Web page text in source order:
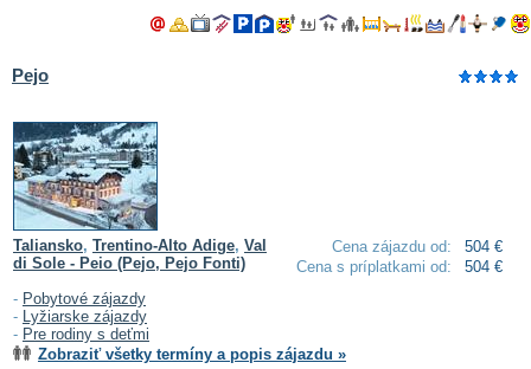
Pejo
Cena zájazdu od:
504 €
Cena s príplatkami od:
504 €
Taliansko, Trentino-Alto Adige, Val
di Sole - Peio (Pejo, Pejo Fonti)
- Pobytové zájazdy
- Lyžiarske zájazdy
- Pre rodiny s deťmi
Zobraziť všetky termíny a popis zájazdu »